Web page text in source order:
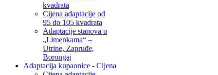
kvadrata
Cijena adaptacije od
95 do 105 kvadrata
Adaptacije stanova u
„Limenkama“ –
Utrine, Zapruđe,
Borongaj
Adaptacija kupaonice - Cijena